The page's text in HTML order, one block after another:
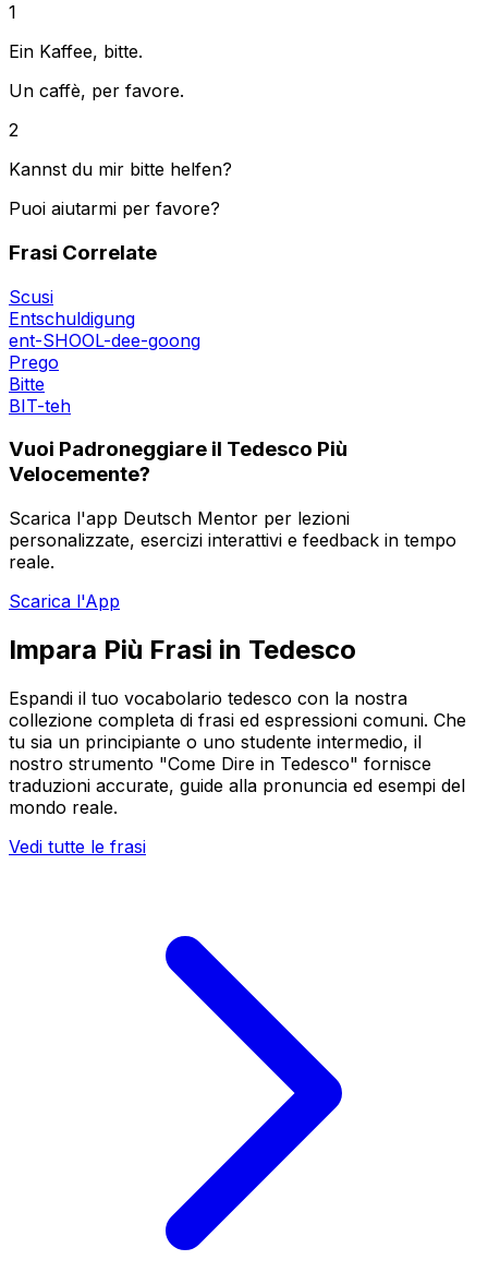
1
Ein Kaffee, bitte.
Un caffè, per favore.
2
Kannst du mir bitte helfen?
Puoi aiutarmi per favore?
Frasi Correlate
Scusi
Entschuldigung
ent-SHOOL-dee-goong
Prego
Bitte
BIT-teh
Vuoi Padroneggiare il Tedesco Più
Velocemente?
Scarica l'app Deutsch Mentor per lezioni
personalizzate, esercizi interattivi e feedback in tempo
reale.
Scarica l'App
Impara Più Frasi in Tedesco
Espandi il tuo vocabolario tedesco con la nostra
collezione completa di frasi ed espressioni comuni. Che
tu sia un principiante o uno studente intermedio, il
nostro strumento "Come Dire in Tedesco" fornisce
traduzioni accurate, guide alla pronuncia ed esempi del
mondo reale.
Vedi tutte le frasi